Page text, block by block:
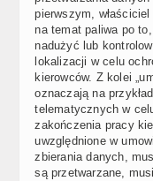
pierwszym,
na temat paliwa po
nadużyć lub
lokalizacji w celu
kierowców. Z kolei
oznaczają na
telematycznych w
zakończenia pracy
uwzględnione w
zbierania danych,
są przetwarzane,